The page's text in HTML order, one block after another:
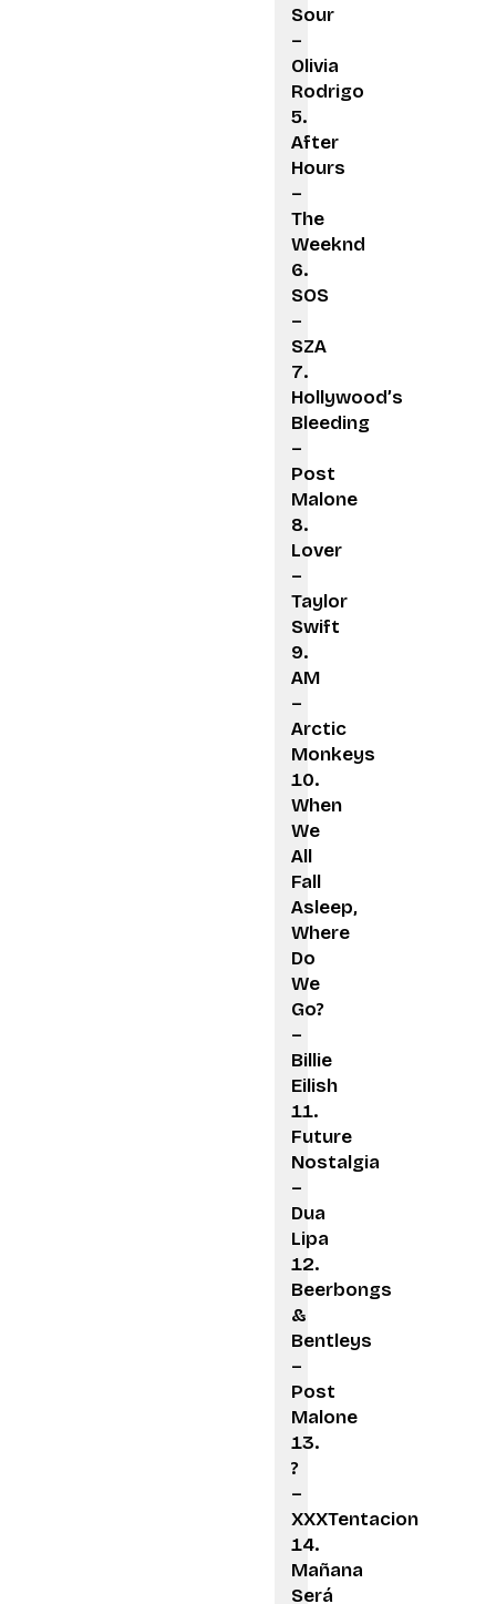
Sour
–
Olivia
Rodrigo
After
Hours
–
The
Weeknd
SOS
–
SZA
Hollywood’s
Bleeding
–
Post
Malone
Lover
–
Taylor
Swift
AM
–
Arctic
Monkeys
When
We
All
Fall
Asleep,
Where
Do
We
Go?
–
Billie
Eilish
Future
Nostalgia
–
Dua
Lipa
Beerbongs
&
Bentleys
–
Post
Malone
?
–
XXXTentacion
Mañana
Será